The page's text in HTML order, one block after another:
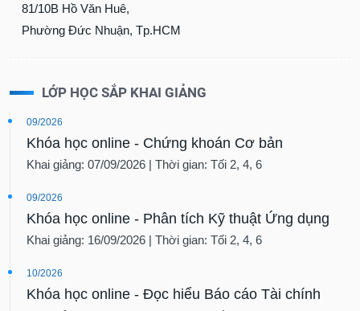
81/10B Hồ Văn Huê,
Phường Đức Nhuận, Tp.HCM
LỚP HỌC SẮP KHAI GIẢNG
09/2026
Khóa học online - Chứng khoán Cơ bản
Khai giảng: 07/09/2026 | Thời gian: Tối 2, 4, 6
09/2026
Khóa học online - Phân tích Kỹ thuật Ứng dụng
Khai giảng: 16/09/2026 | Thời gian: Tối 2, 4, 6
10/2026
Khóa học online - Đọc hiểu Báo cáo Tài chính